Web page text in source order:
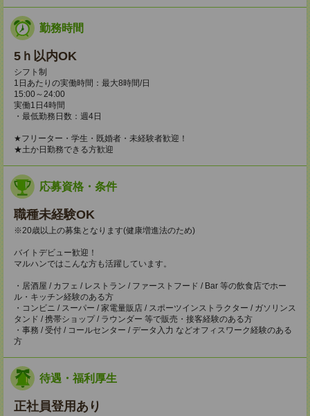
勤務時間
5ｈ以内OK
シフト制
1日あたりの実働時間：最大8時間/日
15:00～24:00
実働1日4時間
・最低勤務日数：週4日
★フリーター・学生・既婚者・未経験者歓迎！
★土か日勤務できる方歓迎
応募資格・条件
職種未経験OK
※20歳以上の募集となります(健康増進法のため)
バイトデビュー歓迎！
マルハンではこんな方も活躍しています。
・居酒屋 / カフェ / レストラン / ファーストフード / Bar 等の飲食店でホー
ル・キッチン経験のある方
・コンビニ / スーパー / 家電量販店 / スポーツインストラクター / ガソリンス
タンド / 携帯ショップ / ラウンダー 等で販売・接客経験のある方
・事務 / 受付 / コールセンター / データ入力 などオフィスワーク経験のある
方
待遇・福利厚生
正社員登用あり